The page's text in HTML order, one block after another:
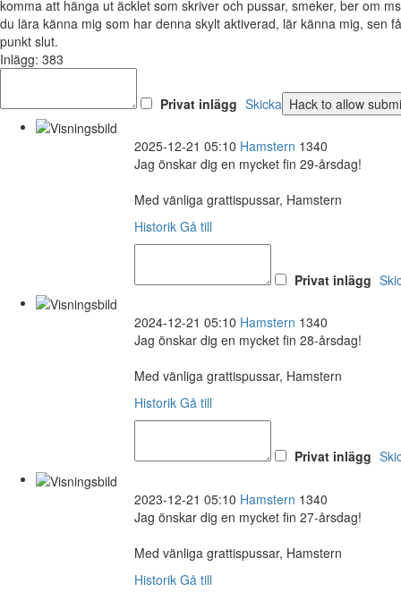
komma att hänga ut äcklet som skriver och pussar, smeker, ber om
du lära känna mig som har denna skylt aktiverad, lär känna mig,
punkt slut.
Inlägg: 383
Privat inlägg Skicka
2025-12-21 05:10 Hamstern 1340
Jag önskar dig en mycket fin 29-årsdag!
Med vänliga grattispussar, Hamstern
Historik Gå till
Privat inlägg
2024-12-21 05:10 Hamstern 1340
Jag önskar dig en mycket fin 28-årsdag!
Med vänliga grattispussar, Hamstern
Historik Gå till
Privat inlägg
2023-12-21 05:10 Hamstern 1340
Jag önskar dig en mycket fin 27-årsdag!
Med vänliga grattispussar, Hamstern
Historik Gå till